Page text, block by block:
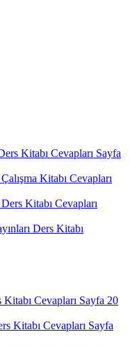
Kitabı Cevapları Sayfa
Kitabı Cevapları
Kitabı Cevapları
Ders Kitabı
Cevapları Sayfa 20
Kitabı Cevapları Sayfa